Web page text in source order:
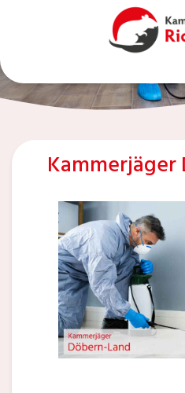
Kammerjäger